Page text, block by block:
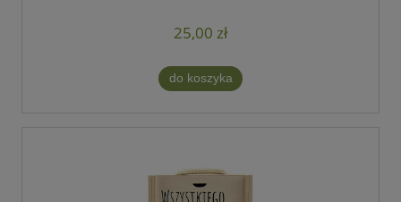
25,00 zł
do koszyka